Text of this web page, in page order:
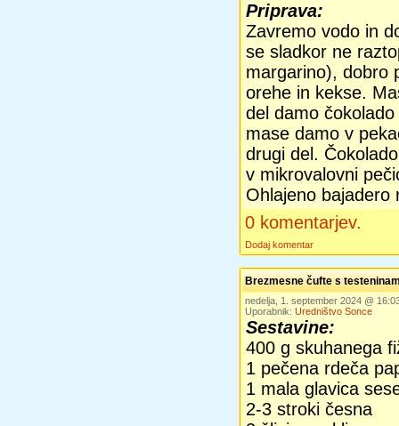
Priprava:
Zavremo vodo in
se sladkor ne
margarino), dobro
orehe in kekse.
del damo
mase damo v
drugi del.
v mikrovalovni
Ohlajeno bajadero
0 komentarjev.
Dodaj komentar
Brezmesne čufte s
nedelja, 1. september 2024 @
Uporabnik: Uredništvo Sonce
Sestavine:
400 g skuhanega
1 pečena rdeča
1 mala glavica
2-3 stroki česna